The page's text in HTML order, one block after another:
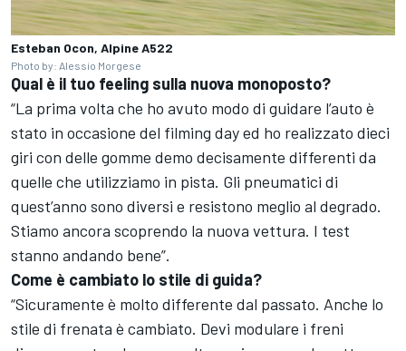
Esteban Ocon, Alpine A522
Photo by: Alessio Morgese
Qual è il tuo feeling sulla nuova monoposto?
“La prima volta che ho avuto modo di guidare l’auto è
stato in occasione del filming day ed ho realizzato dieci
giri con delle gomme demo decisamente differenti da
quelle che utilizziamo in pista. Gli pneumatici di
quest’anno sono diversi e resistono meglio al degrado.
Stiamo ancora scoprendo la nuova vettura. I test
stanno andando bene”.
Come è cambiato lo stile di guida?
“Sicuramente è molto differente dal passato. Anche lo
stile di frenata è cambiato. Devi modulare i freni